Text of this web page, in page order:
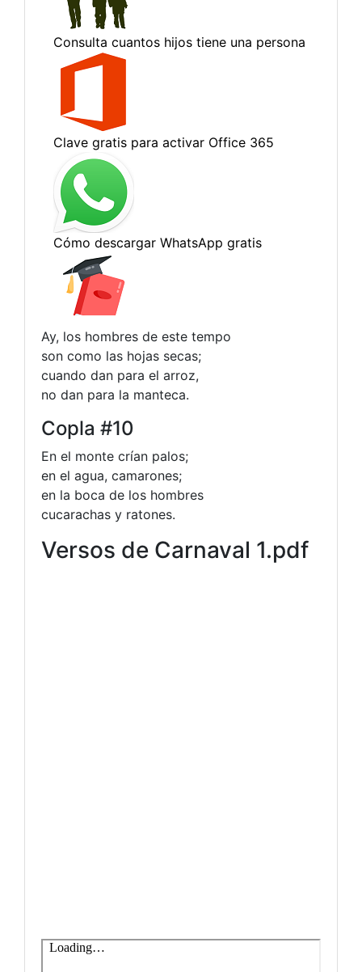
Ay, los hombres de este tempo
son como las hojas secas;
cuando dan para el arroz,
no dan para la manteca.
Copla #10
En el monte crían palos;
en el agua, camarones;
en la boca de los hombres
cucarachas y ratones.
Versos de Carnaval 1.pdf